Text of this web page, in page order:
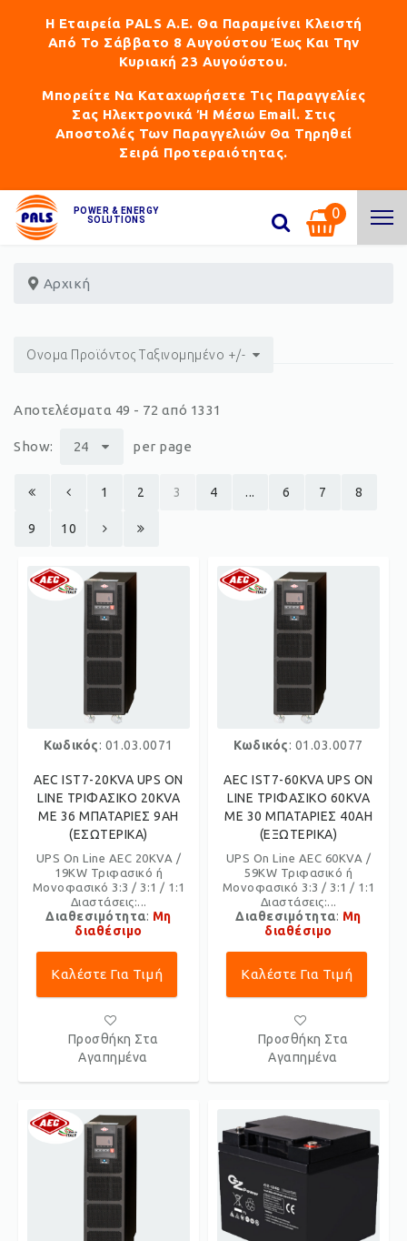
Η Εταιρεία PALS Α.Ε. Θα Παραμείνει Κλειστή
Από Το Σάββατο 8 Αυγούστου Έως Και Την
Κυριακή 23 Αυγούστου.
Μπορείτε Να Καταχωρήσετε Τις Παραγγελίες
Σας Ηλεκτρονικά Ή Μέσω Email. Στις
Αποστολές Των Παραγγελιών Θα Τηρηθεί
Σειρά Προτεραιότητας.
POWER & ENERGY
SOLUTIONS
0
Αρχική
Ονομα Προϊόντος Ταξινομημένο +/-
Αποτελέσματα 49 - 72 από 1331
Show: 24 per page
1 2 3 4 ... 6 7 8
9 10
Κωδικός: 01.03.0071
AEC IST7-20KVA UPS ON
LINE ΤΡΙΦΑΣΙΚΟ 20KVA
ΜΕ 36 ΜΠΑΤΑΡΙΕΣ 9AH
(ΕΣΩΤΕΡΙΚΑ)
UPS On Line AEC 20KVA /
19KW Τριφασικό ή
Μονοφασικό 3:3 / 3:1 / 1:1
Διαστάσεις:...
Διαθεσιμότητα: Μη
διαθέσιμο
Καλέστε Για Τιμή
Προσθήκη Στα
Αγαπημένα
Κωδικός: 01.03.0077
AEC IST7-60KVA UPS ON
LINE ΤΡΙΦΑΣΙΚΟ 60KVA
ME 30 ΜΠΑΤΑΡΙΕΣ 40AH
(ΕΞΩΤΕΡΙΚΑ)
UPS On Line AEC 60KVA /
59KW Τριφασικό ή
Μονοφασικό 3:3 / 3:1 / 1:1
Διαστάσεις:...
Διαθεσιμότητα: Μη
διαθέσιμο
Καλέστε Για Τιμή
Προσθήκη Στα
Αγαπημένα